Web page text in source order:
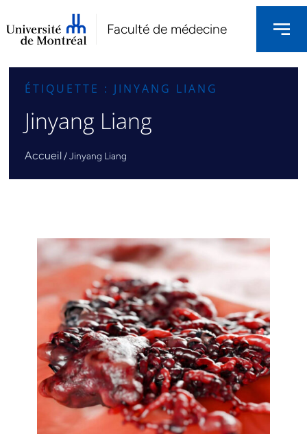
Faculté de médecine
ÉTIQUETTE : JINYANG LIANG
Jinyang Liang
Accueil /Jinyang Liang